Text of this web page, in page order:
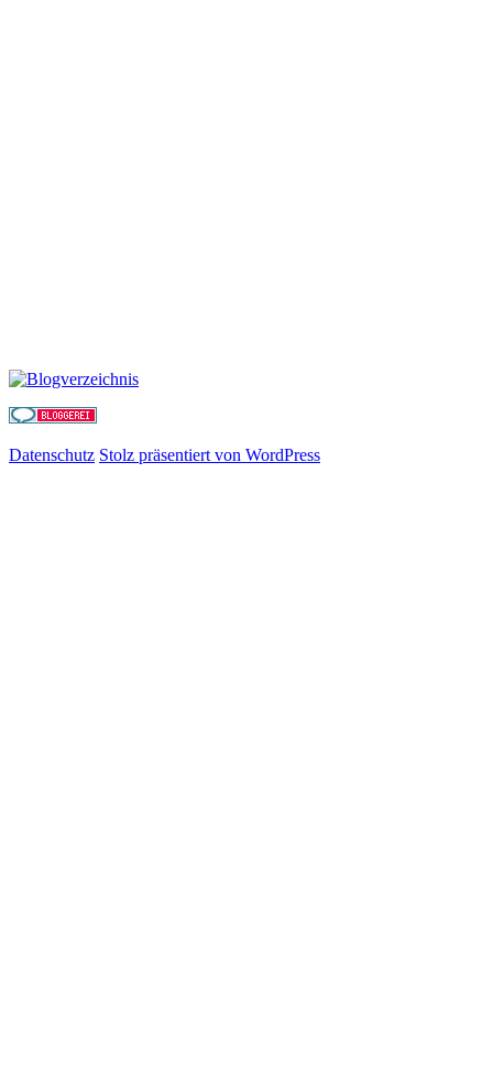
Datenschutz Stolz präsentiert von WordPress